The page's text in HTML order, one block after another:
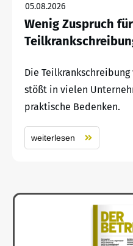
05.08.2026
Wenig Zuspruch für
Die
stößt in vielen
praktische Bedenken.
weiterlesen